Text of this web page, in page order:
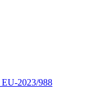
2023/988